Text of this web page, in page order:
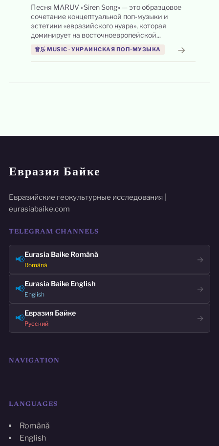
Песня MARUV «Siren Song» — это образцовое
сочетание концептуальной поп-музыки и
эстетики «евразийского нуара», которая
доминирует на восточноевропейской...
音乐 MUSIC · УКРАИНСКАЯ ПОП-МУЗЫКА →
Евразия Байке
Евразийские геокультурные исследования |
eurasiabaike.com
TELEGRAM CHANNELS
📢Eurasia Baike Română
Română
→
📢Eurasia Baike English
English
→
📢Евразия Байке
Русский
→
NAVIGATION
LANGUAGES
Română
English